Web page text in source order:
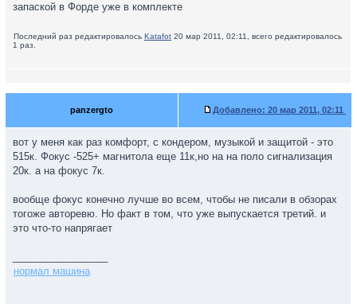
запаской в Форде уже в комплекте
Последний раз редактировалось Katafot 20 мар 2011, 02:11, всего редактировалось
1 раз.
panzergto Добавлено: 20 мар 2011, 02:11
вот у меня как раз комфорт, с кондером, музыкой и защитой - это
515к. Фокус -525+ магнитола еще 11к,но на на поло сигнализация
20к. а на фокус 7к.
вообще фокус конечно лучше во всем, чтобы не писали в обзорах
тогоже авторевю. Но факт в том, что уже выпускается третий. и
это что-то напрягает
нормал машина